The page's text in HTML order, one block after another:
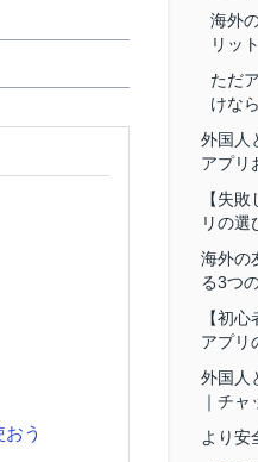
う
海外
リット
ただ
けな
外国人
アプリ
【失
リの選
海外の
る3つ
【初
アプリ
外国人
｜チ
より安